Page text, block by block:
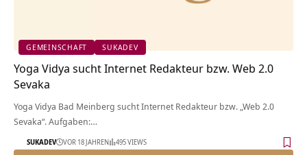
GEMEINSCHAFT SUKADEV
Yoga Vidya sucht Internet Redakteur bzw. Web 2.0
Sevaka
Yoga Vidya Bad Meinberg sucht Internet Redakteur bzw. „Web 2.0
Sevaka“. Aufgaben:…
SUKADEV VOR 18 JAHREN 495 VIEWS